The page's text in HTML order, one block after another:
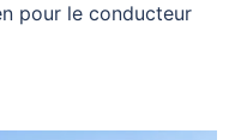
pour le conducteur